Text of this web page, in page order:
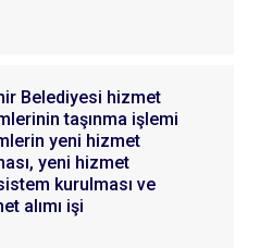
Belediyesi hizmet
taşınma işlemi
yeni hizmet
yeni hizmet
kurulması ve
alımı işi